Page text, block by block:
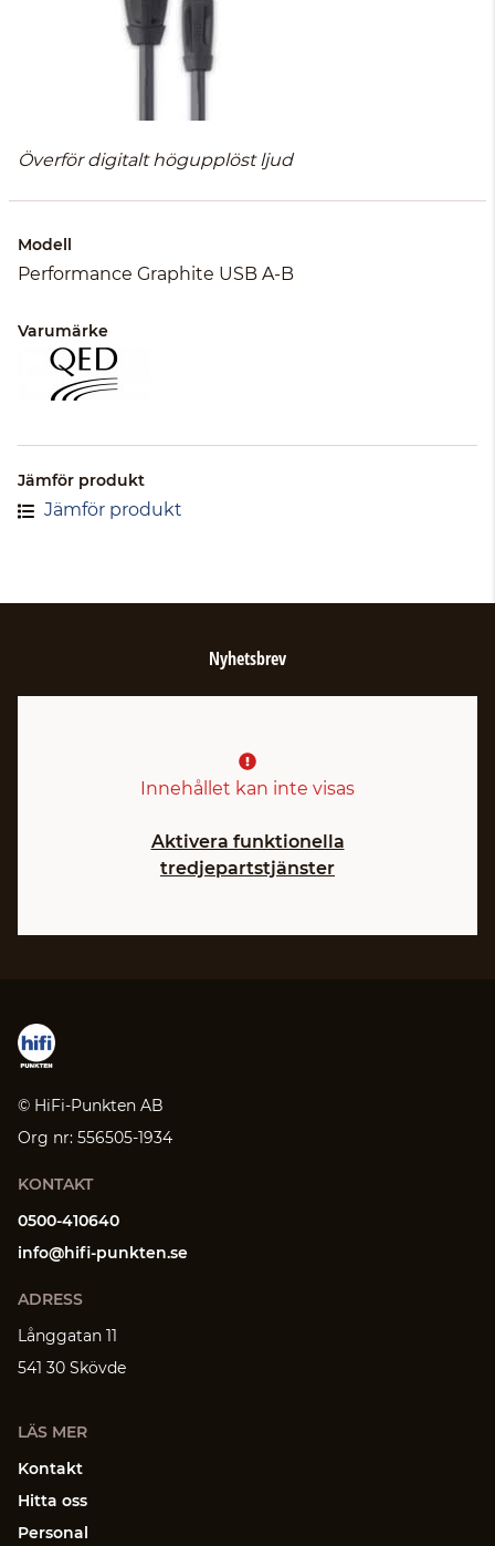
Överför digitalt högupplöst ljud
Modell
Performance Graphite USB A-B
Varumärke
Jämför produkt
Jämför produkt
Nyhetsbrev
Innehållet kan inte visas
Aktivera funktionella
tredjepartstjänster
© HiFi-Punkten AB
Org nr: 556505-1934
KONTAKT
0500-410640
info@hifi-punkten.se
ADRESS
Långgatan 11
541 30 Skövde
LÄS MER
Kontakt
Hitta oss
Personal